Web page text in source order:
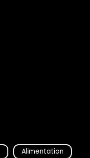
Alimentation